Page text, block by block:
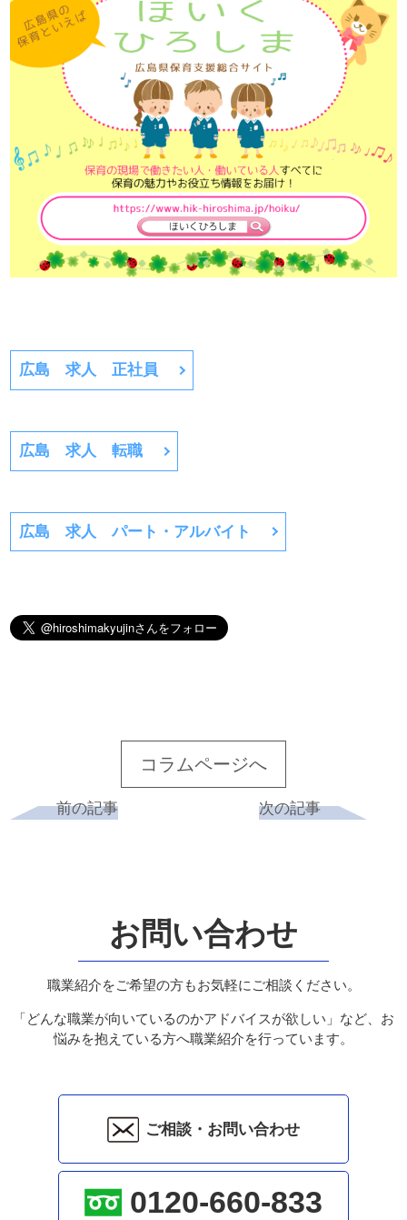
広島 求人 正社員
広島 求人 転職
広島 求人 パート・アルバイト
コラムページへ
前の記事 次の記事
お問い合わせ
職業紹介をご希望の方もお気軽にご相談ください。
「どんな職業が向いているのかアドバイスが欲しい」など、お
悩みを抱えている方へ職業紹介を行っています。
ご相談・お問い合わせ
0120-660-833